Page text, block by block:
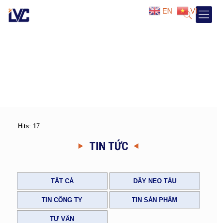
Hits: 17
TIN TỨC
TẤT CẢ DÂY NEO TÀU
TIN CÔNG TY TIN SẢN PHẨM
TƯ VẤN
EN VI